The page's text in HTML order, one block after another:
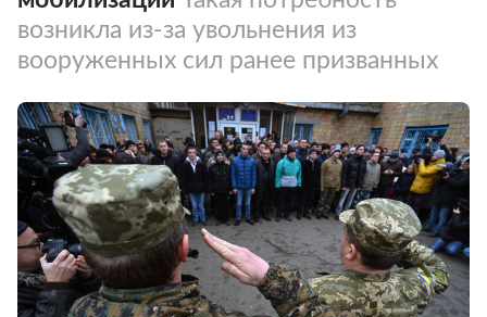
возникла из-за увольнения из
вооруженных сил ранее призванных